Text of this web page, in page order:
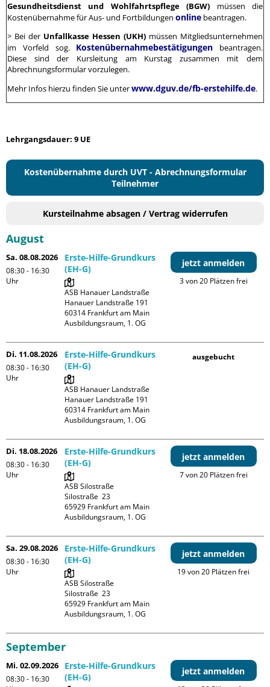
Gesundheitsdienst und Wohlfahrtspflege (BGW) müssen die
Kostenübernahme für Aus- und Fortbildungen online beantragen.
> Bei der Unfallkasse Hessen (UKH) müssen Mitgliedsunternehmen
im Vorfeld sog. Kostenübernahmebestätigungen beantragen.
Diese sind der Kursleitung am Kurstag zusammen mit dem
Abrechnungsformular vorzulegen.
Mehr Infos hierzu finden Sie unterwww.dguv.de/fb-erstehilfe.de.
Lehrgangsdauer: 9 UE
Kostenübernahme durch UVT - Abrechnungsformular
Teilnehmer
Kursteilnahme absagen / Vertrag widerrufen
August
Sa. 08.08.2026
08:30 - 16:30
Uhr
Erste-Hilfe-Grundkurs
(EH-G)
ASB Hanauer Landstraße
Hanauer Landstraße 191
60314 Frankfurt am Main
Ausbildungsraum, 1. OG
jetzt anmelden
3 von 20 Plätzen frei
Di. 11.08.2026
08:30 - 16:30
Uhr
Erste-Hilfe-Grundkurs
(EH-G)
ASB Hanauer Landstraße
Hanauer Landstraße 191
60314 Frankfurt am Main
Ausbildungsraum, 1. OG
ausgebucht
Di. 18.08.2026
08:30 - 16:30
Uhr
Erste-Hilfe-Grundkurs
(EH-G)
ASB Silostraße
Silostraße  23
65929 Frankfurt am Main
Ausbildungsraum, 1. OG
jetzt anmelden
7 von 20 Plätzen frei
Sa. 29.08.2026
08:30 - 16:30
Uhr
Erste-Hilfe-Grundkurs
(EH-G)
ASB Silostraße
Silostraße  23
65929 Frankfurt am Main
Ausbildungsraum, 1. OG
jetzt anmelden
19 von 20 Plätzen frei
September
Mi. 02.09.2026
08:30 - 16:30
Erste-Hilfe-Grundkurs
(EH-G)
jetzt anmelden